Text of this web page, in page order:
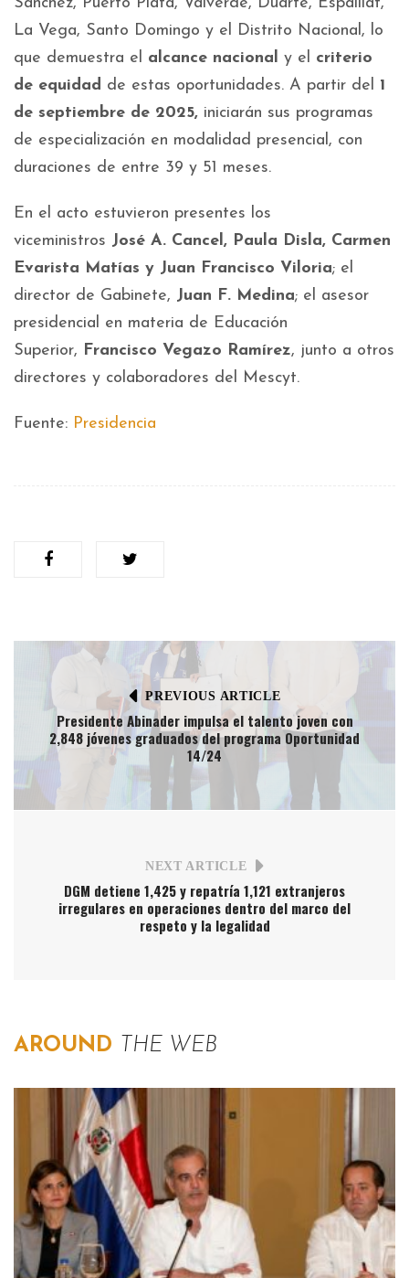
La Vega, Santo Domingo y el Distrito Nacional, lo
que demuestra el alcance nacional y el criterio
de equidad de estas oportunidades. A partir del 1
de septiembre de 2025, iniciarán sus programas
de especialización en modalidad presencial, con
duraciones de entre 39 y 51 meses.
En el acto estuvieron presentes los
viceministros José A. Cancel, Paula Disla, Carmen
Evarista Matías y Juan Francisco Viloria; el
director de Gabinete, Juan F. Medina; el asesor
presidencial en materia de Educación
Superior, Francisco Vegazo Ramírez, junto a otros
directores y colaboradores del Mescyt.
Fuente: Presidencia
PREVIOUS ARTICLE
Presidente Abinader impulsa el talento joven con
2,848 jóvenes graduados del programa Oportunidad
14/24
NEXT ARTICLE
DGM detiene 1,425 y repatría 1,121 extranjeros
irregulares en operaciones dentro del marco del
respeto y la legalidad
AROUND THE WEB